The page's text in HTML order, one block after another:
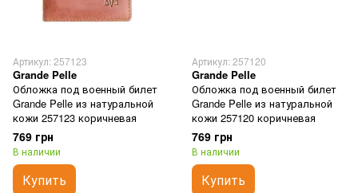
Артикул: 257123
Grande Pelle
Обложка под военный билет
Grande Pelle из натуральной
кожи 257123 коричневая
769 грн
В наличии
Купить
Артикул: 257120
Grande Pelle
Обложка под военный билет
Grande Pelle из натуральной
кожи 257120 коричневая
769 грн
В наличии
Купить